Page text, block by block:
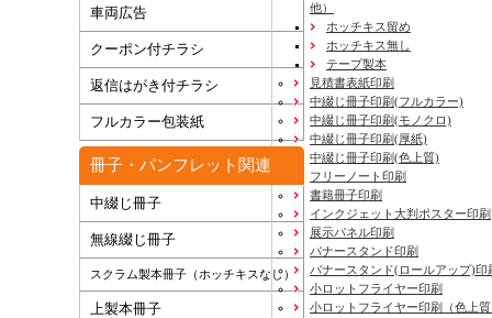
車両広告
クーポン付チラシ
返信はがき付チラシ
フルカラー包装紙
冊子・パンフレット関連
中綴じ冊子
無線綴じ冊子
スクラム製本冊子（ホッチキスなし）
上製本冊子
他）
ホッチキス留め
ホッチキス無し
テープ製本
見積書表紙印刷
中綴じ冊子印刷(フルカラー)
中綴じ冊子印刷(モノクロ)
中綴じ冊子印刷(厚紙)
中綴じ冊子印刷(色上質)
フリーノート印刷
書籍冊子印刷
インクジェット大判ポスター印刷
展示パネル印刷
バナースタンド印刷
バナースタンド(ロールアップ)印
小ロットフライヤー印刷
小ロットフライヤー印刷（色上